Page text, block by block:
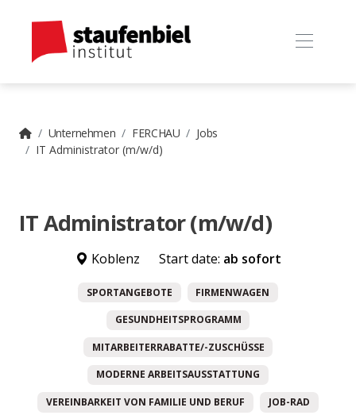
Unternehmen FERCHAU
Jobs
IT Administrator (m/w/d)
IT Administrator (m/w/d)
Koblenz Start date: ab sofort
SPORTANGEBOTE FIRMENWAGEN
GESUNDHEITSPROGRAMM
MITARBEITERRABATTE/-ZUSCHÜSSE
MODERNE ARBEITSAUSSTATTUNG
VEREINBARKEIT VON FAMILIE UND BERUF JOB-RAD